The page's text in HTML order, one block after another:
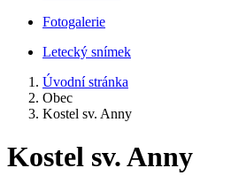
Fotogalerie
Letecký snímek
Úvodní stránka
Obec
Kostel sv. Anny
Kostel sv. Anny